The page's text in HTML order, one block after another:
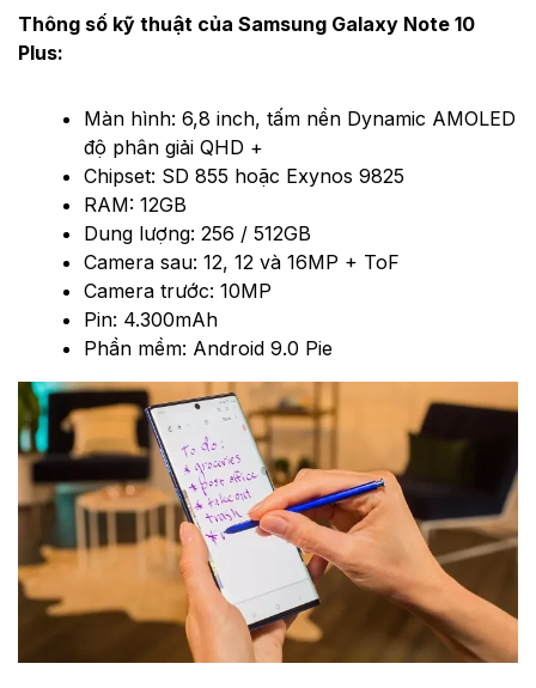
Thông số kỹ thuật của Samsung Galaxy Note 10
Plus:
Màn hình: 6,8 inch, tấm nền Dynamic AMOLED
độ phân giải QHD +
Chipset: SD 855 hoặc Exynos 9825
RAM: 12GB
Dung lượng: 256 / 512GB
Camera sau: 12, 12 và 16MP + ToF
Camera trước: 10MP
Pin: 4.300mAh
Phần mềm: Android 9.0 Pie